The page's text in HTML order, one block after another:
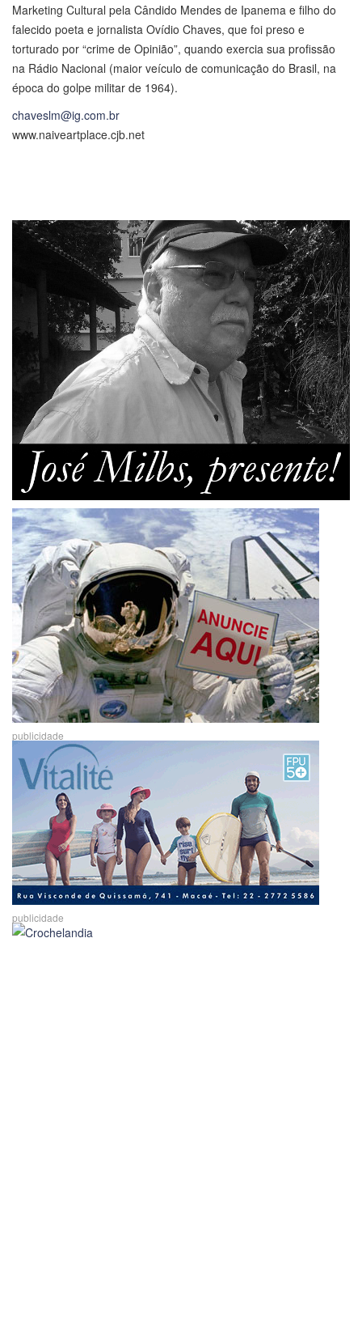
Marketing Cultural pela Cândido Mendes de Ipanema e filho do
falecido poeta e jornalista Ovídio Chaves, que foi preso e
torturado por “crime de Opinião”, quando exercia sua profissão
na Rádio Nacional (maior veículo de comunicação do Brasil, na
época do golpe militar de 1964).
chaveslm@ig.com.br
www.naiveartplace.cjb.net
publicidade
publicidade